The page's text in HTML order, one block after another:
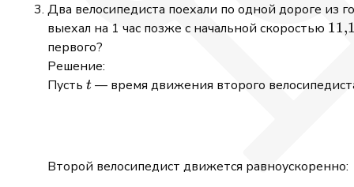
Два велосипедиста поехали по одной дороге из
выехал на 1 час позже с начальной скоростью 11,
первого?
Решение:
Пусть t
t — время движения второго
Второй велосипедист движется равноускоренно: